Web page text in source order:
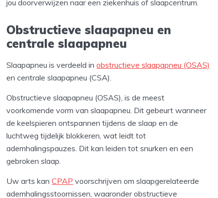
jou doorverwijzen naar een ziekenhuis of slaapcentrum.
Obstructieve slaapapneu en
centrale slaapapneu
Slaapapneu is verdeeld inobstructieve slaapapneu (OSAS)
en centrale slaapapneu (CSA).
Obstructieve slaapapneu (OSAS), is de meest
voorkomende vorm van slaapapneu. Dit gebeurt wanneer
de keelspieren ontspannen tijdens de slaap en de
luchtweg tijdelijk blokkeren, wat leidt tot
ademhalingspauzes. Dit kan leiden tot snurken en een
gebroken slaap.
Uw arts kanCPAP voorschrijven om slaapgerelateerde
ademhalingsstoornissen, waaronder obstructieve